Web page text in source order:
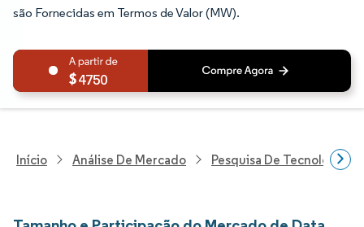
são Fornecidas em Termos de Valor (MW).
4750
Início Análise De Mercado Pesquisa De Tecnologia,